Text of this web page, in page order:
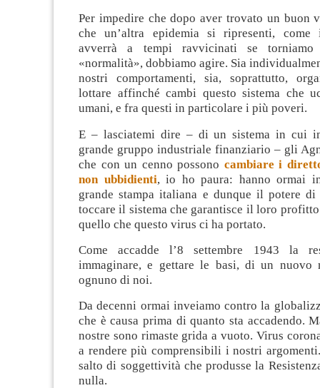
Per impedire che dopo aver trovato un buon
che un’altra epidemia si ripresenti, come
avverrà a tempi ravvicinati se
«normalità», dobbiamo agire. Sia
nostri comportamenti, sia, soprattutto,
lottare affinché cambi questo sistema che
umani, e fra questi in particolare i più poveri.
E – lasciatemi dire – di un sistema in cui
grande gruppo industriale finanziario – gli
che con un cenno possono cambiare i
non ubbidienti, io ho paura: hanno ormai
grande stampa italiana e dunque il potere
toccare il sistema che garantisce il loro profitto
quello che questo virus ci ha portato.
Come accadde l’8 settembre 1943 la
immaginare, e gettare le basi, di un nuovo
ognuno di noi.
Da decenni ormai inveiamo contro la
che è causa prima di quanto sta accadendo.
nostre sono rimaste grida a vuoto. Virus
a rendere più comprensibili i nostri
salto di soggettività che produsse la
nulla.